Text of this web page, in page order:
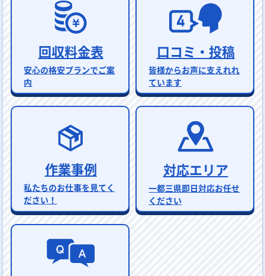
回収料金表
安心の格安プランでご案
内
口コミ・投稿
皆様からお声に支えれれ
ています
作業事例
私たちのお仕事を見てく
ださい！
対応エリア
一都三県即日対応お任せ
ください